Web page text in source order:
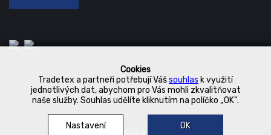
Cookies
Tradetex a partneři potřebují Vášsouhlas k využití
jednotlivých dat, abychom pro Vás mohli zkvalitňovat
naše služby. Souhlas udělíte kliknutím na políčko „OK“.
Nastavení OK